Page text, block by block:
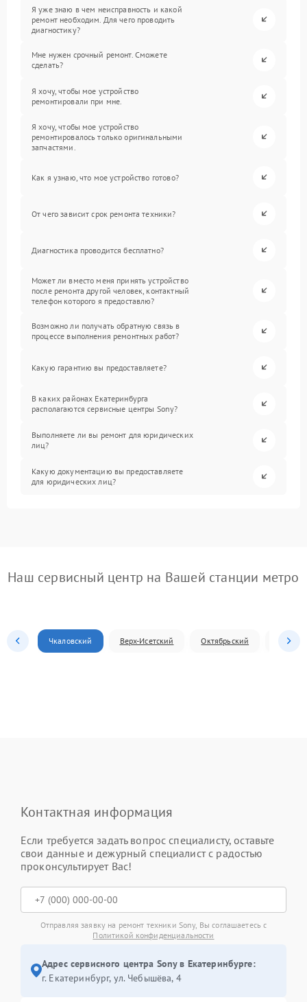
Я уже знаю в чем неисправность и какой
ремонт необходим. Для чего проводить
диагностику?
Мне нужен срочный ремонт. Сможете
сделать?
Я хочу, чтобы мое устройство
ремонтировали при мне.
Я хочу, чтобы мое устройство
ремонтировалось только оригинальными
запчастями.
Как я узнаю, что мое устройство готово?
От чего зависит срок ремонта техники?
Диагностика проводится бесплатно?
Может ли вместо меня принять устройство
после ремонта другой человек, контактный
телефон которого я предоставлю?
Возможно ли получать обратную связь в
процессе выполнения ремонтных работ?
Какую гарантию вы предоставляете?
В каких районах Екатеринбурга
располагаются сервисные центры Sony?
Выполняете ли вы ремонт для юридических
лиц?
Какую документацию вы предоставляете
для юридических лиц?
Наш сервисный центр на Вашей станции метро
Чкаловский Верх-Исетский Октябрьский
Контактная информация
Если требуется задать вопрос специалисту, оставьте
свои данные и дежурный специалист с радостью
проконсультирует Вас!
Отправляя заявку на ремонт техники Sony, Вы соглашаетесь с
Политикой конфиденциальности
Адрес сервисного центра Sony в Екатеринбурге:
г. Екатеринбург, ул. Чебышёва, 4